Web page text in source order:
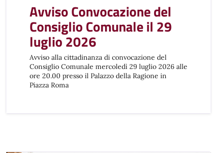
Avviso Convocazione del
Consiglio Comunale il 29
luglio 2026
Avviso alla cittadinanza di convocazione del
Consiglio Comunale mercoledì 29 luglio 2026 alle
ore 20.00 presso il Palazzo della Ragione in
Piazza Roma